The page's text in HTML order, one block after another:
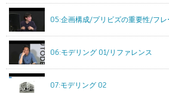
05:企画構成/プリビズの重要性/フ
06:モデリング 01/リファレンス
07:モデリング 02